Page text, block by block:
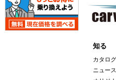
知る
カタログ
ニュース